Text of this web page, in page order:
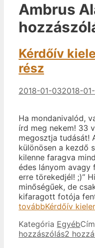
Ambrus
Kérdőív
rész
2018-01-032018-
Ha mondanivalód,
írd meg nekem! 33
megosztja tudását!
különösen a kezdő
kilenne faragva
édes lányom avagy
erre törekedjél! ;)”
minőségűek, de
kifaragott fotója
továbbKérdőív
Kategória Egyéb
hozzászólás2